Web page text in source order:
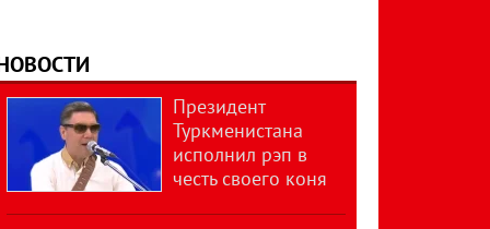
Президент
Туркменистана
исполнил рэп в
честь своего коня